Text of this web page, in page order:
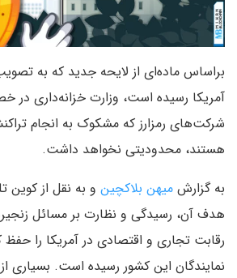
براساس ماده‌ای از لایحه جدید که به
آمریکا رسیده است، وزارت خزانه‌داری در
شرکت‌های رمزارز که مشکوک به انجام
هستند، محدودیتی نخواهد داشت.
به گزارش میهن بلاکچین و به نقل از کوین
هدف آن، رسیدگی و نظارت بر مسائل
رقابت تجاری و اقتصادی در آمریکا را
نمایندگان این کشور رسیده است. بسیاری